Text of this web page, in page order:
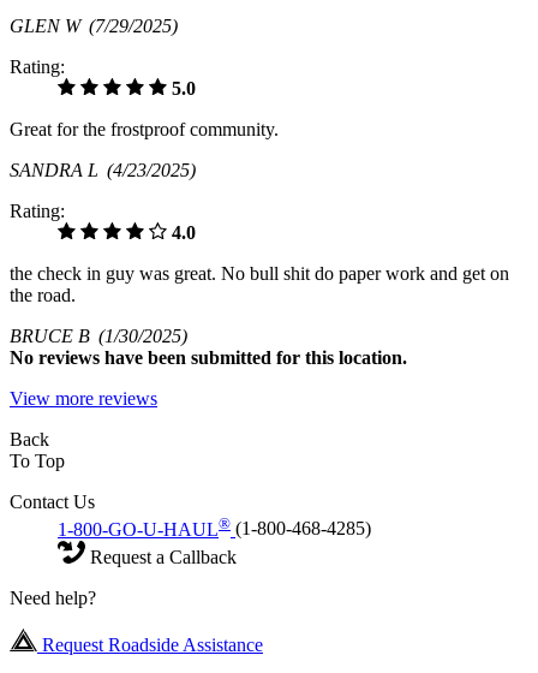
GLEN W (7/29/2025)
Rating:
5.0
Great for the frostproof community.
SANDRA L (4/23/2025)
Rating:
4.0
the check in guy was great. No bull shit do paper work and get on
the road.
BRUCE B (1/30/2025)
No reviews have been submitted for this location.
View more reviews
Back
To Top
Contact Us
1-800-GO-U-HAUL® (1-800-468-4285)
Request a Callback
Need help?
Request Roadside Assistance